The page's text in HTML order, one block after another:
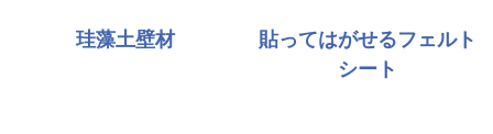
珪藻土壁材
貼ってはがせるフェルト
シート